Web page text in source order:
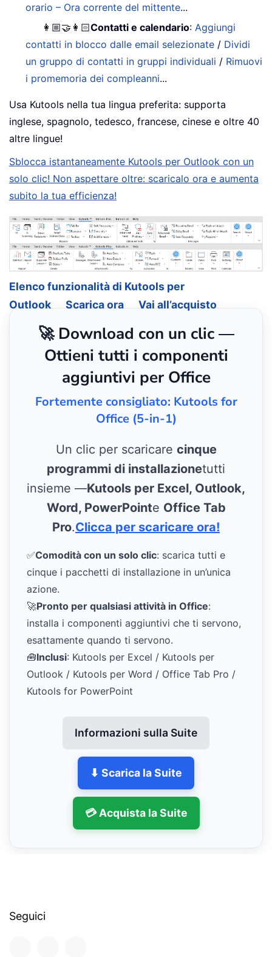
orario – Ora corrente del mittente...
👩🏼‍🤝‍👩🏻Contatti e calendario: Aggiungi
contatti in blocco dalle email selezionate / Dividi
un gruppo di contatti in gruppi individuali / Rimuovi
i promemoria dei compleanni...
Usa Kutools nella tua lingua preferita: supporta
inglese, spagnolo, tedesco, francese, cinese e oltre 40
altre lingue!
Sblocca istantaneamente Kutools per Outlook con un
solo clic! Non aspettare oltre: scaricalo ora e aumenta
subito la tua efficienza!
Elenco funzionalità di Kutools per
Outlook
Scarica ora Vai all’acquisto
🚀 Download con un clic —
Ottieni tutti i componenti
aggiuntivi per Office
Fortemente consigliato: Kutools for
Office (5-in-1)
Un clic per scaricare cinque
programmi di installazionetutti
insieme —Kutools per Excel, Outlook,
Word, PowerPointe Office Tab
Pro.Clicca per scaricare ora!
✅Comodità con un solo clic: scarica tutti e
cinque i pacchetti di installazione in un’unica
azione.
🚀Pronto per qualsiasi attività in Office:
installa i componenti aggiuntivi che ti servono,
esattamente quando ti servono.
🧰Inclusi: Kutools per Excel / Kutools per
Outlook / Kutools per Word / Office Tab Pro /
Kutools for PowerPoint
Informazioni sulla Suite
⬇ Scarica la Suite
💳 Acquista la Suite
Seguici